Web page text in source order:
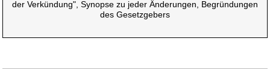
der Verkündung", Synopse zu jeder Änderungen, Begründungen
des Gesetzgebers